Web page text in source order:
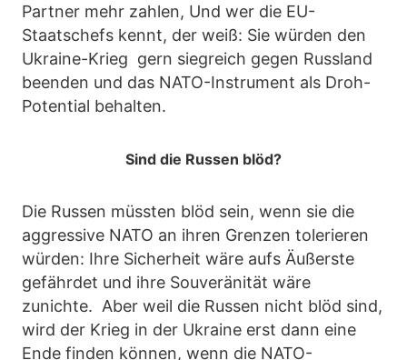
Partner mehr zahlen, Und wer die EU-
Staatschefs kennt, der weiß: Sie würden den
Ukraine-Krieg gern siegreich gegen Russland
beenden und das NATO-Instrument als Droh-
Potential behalten.
Sind die Russen blöd?
Die Russen müssten blöd sein, wenn sie die
aggressive NATO an ihren Grenzen tolerieren
würden: Ihre Sicherheit wäre aufs Äußerste
gefährdet und ihre Souveränität wäre
zunichte. Aber weil die Russen nicht blöd sind,
wird der Krieg in der Ukraine erst dann eine
Ende finden können, wenn die NATO-